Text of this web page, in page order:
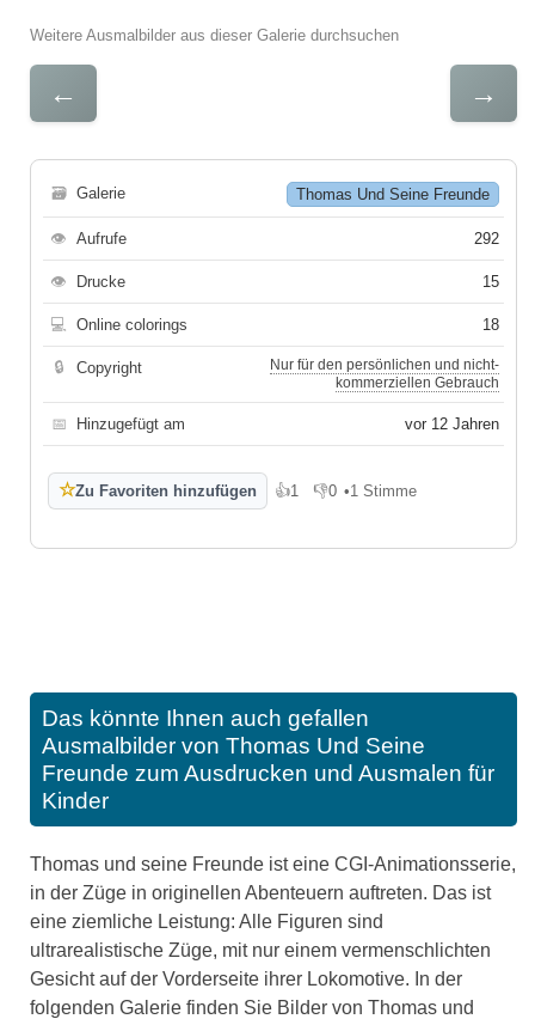
Weitere Ausmalbilder aus dieser Galerie durchsuchen
← →
🗃 Galerie Thomas Und Seine Freunde
👁 Aufrufe 292
👁 Drucke 15
💻 Online colorings 18
🔒 Copyright
Nur für den persönlichen und nicht-
kommerziellen Gebrauch
📅 Hinzugefügt am vor 12 Jahren
☆Zu Favoriten hinzufügen 👍1
Gefällt mir
👎0
Gefällt mir nicht
•1 Stimme
Das könnte Ihnen auch gefallen
Ausmalbilder von Thomas Und Seine
Freunde zum Ausdrucken und Ausmalen für
Kinder
Thomas und seine Freunde ist eine CGI-Animationsserie,
in der Züge in originellen Abenteuern auftreten. Das ist
eine ziemliche Leistung: Alle Figuren sind
ultrarealistische Züge, mit nur einem vermenschlichten
Gesicht auf der Vorderseite ihrer Lokomotive. In der
folgenden Galerie finden Sie Bilder von Thomas und